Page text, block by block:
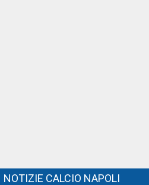
NOTIZIE CALCIO NAPOLI